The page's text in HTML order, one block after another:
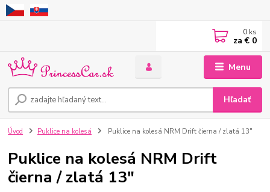
Menu
Hľadať
0 ks
za € 0
Úvod Puklice na kolesá Puklice na kolesá NRM Drift čierna / zlatá 13"
Puklice na kolesá NRM Drift
čierna / zlatá 13"